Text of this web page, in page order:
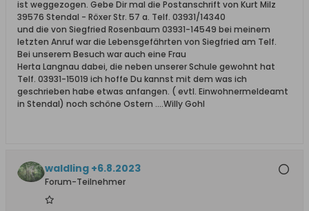
ist weggezogen. Gebe Dir mal die Postanschrift von Kurt Milz
39576 Stendal - Röxer Str. 57 a. Telf. 03931/14340
und die von Siegfried Rosenbaum 03931-14549 bei meinem
letzten Anruf war die Lebensgefährten von Siegfried am Telf.
Bei unserem Besuch war auch eine Frau
Herta Langnau dabei, die neben unserer Schule gewohnt hat
Telf. 03931-15019 ich hoffe Du kannst mit dem was ich
geschrieben habe etwas anfangen. ( evtl. Einwohnermeldeamt
in Stendal) noch schöne Ostern ....Willy Gohl
waldling +6.8.2023
Forum-Teilnehmer